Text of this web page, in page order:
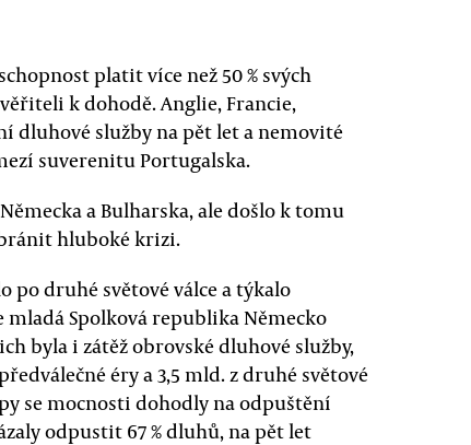
platit více než 50 % svých
k dohodě. Anglie, Francie,
dluhové služby na pět let a nemovité
suverenitu Portugalska.
a Bulharska, ale došlo k tomu
hluboké krizi.
druhé světové válce a týkalo
mladá Spolková republika Německo
byla i zátěž obrovské dluhové služby,
éry a 3,5 mld. z druhé světové
se mocnosti dohodly na odpuštění
odpustit 67 % dluhů, na pět let